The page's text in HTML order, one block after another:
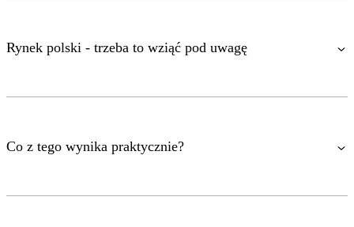
Rynek polski - trzeba to wziąć pod uwagę
Co z tego wynika praktycznie?